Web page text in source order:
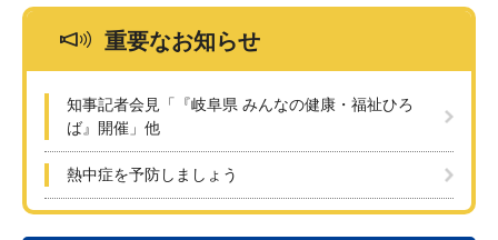
重要なお知らせ
知事記者会見「『岐阜県 みんなの健康・福祉ひろ
ば』開催」他
熱中症を予防しましょう